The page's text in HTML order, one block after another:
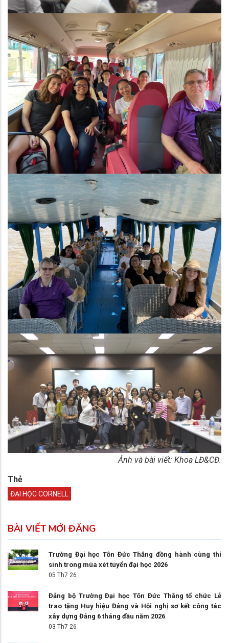
Ảnh và bài viết: Khoa LĐ&CĐ.
Thẻ
ĐẠI HỌC CORNELL
BÀI VIẾT MỚI ĐĂNG
Trường Đại học Tôn Đức Thắng đồng hành cùng thí
sinh trong mùa xét tuyển đại học 2026
05 Th7 26
Đảng bộ Trường Đại học Tôn Đức Thắng tổ chức Lễ
trao tặng Huy hiệu Đảng và Hội nghị sơ kết công tác
xây dựng Đảng 6 tháng đầu năm 2026
03 Th7 26